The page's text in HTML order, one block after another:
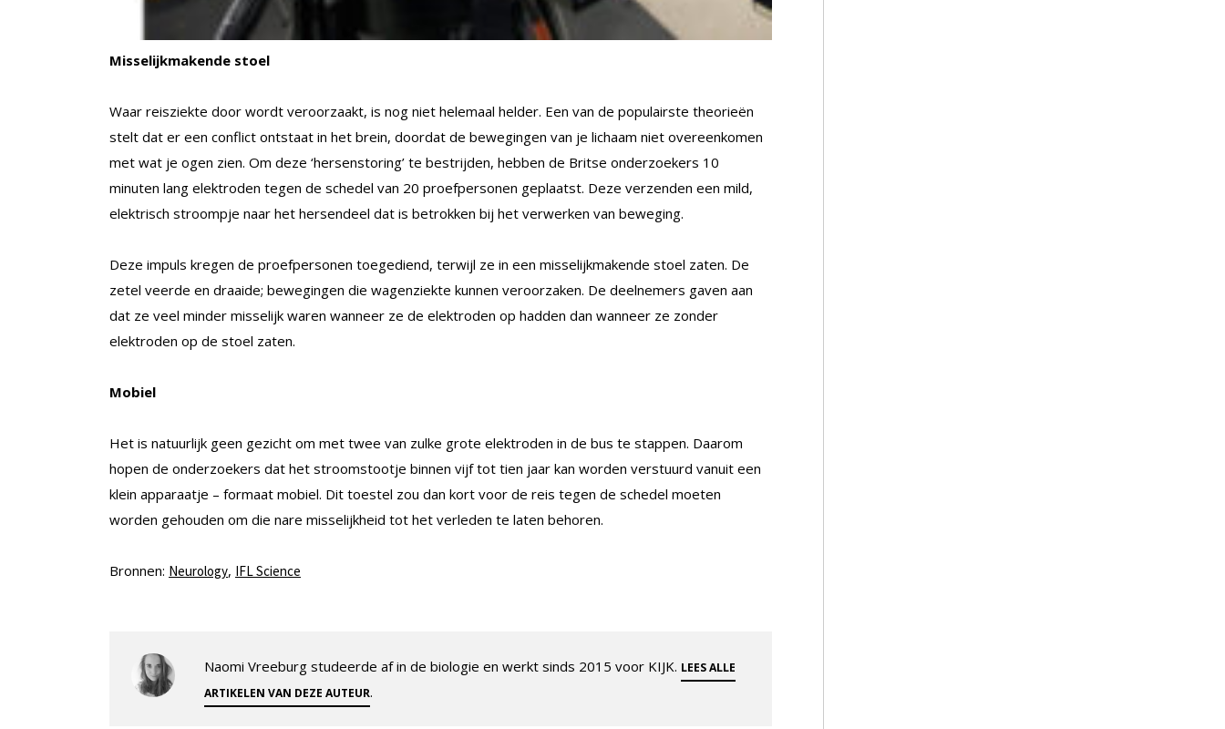
Misselijkmakende stoel
Waar reisziekte door wordt veroorzaakt, is nog niet helemaal helder. Een van de populairste theorieën
stelt dat er een conflict ontstaat in het brein, doordat de bewegingen van je lichaam niet overeenkomen
met wat je ogen zien. Om deze ‘hersenstoring’ te bestrijden, hebben de Britse onderzoekers 10
minuten lang elektroden tegen de schedel van 20 proefpersonen geplaatst. Deze verzenden een mild,
elektrisch stroompje naar het hersendeel dat is betrokken bij het verwerken van beweging.
Deze impuls kregen de proefpersonen toegediend, terwijl ze in een misselijkmakende stoel zaten. De
zetel veerde en draaide; bewegingen die wagenziekte kunnen veroorzaken. De deelnemers gaven aan
dat ze veel minder misselijk waren wanneer ze de elektroden op hadden dan wanneer ze zonder
elektroden op de stoel zaten.
Mobiel
Het is natuurlijk geen gezicht om met twee van zulke grote elektroden in de bus te stappen. Daarom
hopen de onderzoekers dat het stroomstootje binnen vijf tot tien jaar kan worden verstuurd vanuit een
klein apparaatje – formaat mobiel. Dit toestel zou dan kort voor de reis tegen de schedel moeten
worden gehouden om die nare misselijkheid tot het verleden te laten behoren.
Bronnen: Neurology, IFL Science
Naomi Vreeburg studeerde af in de biologie en werkt sinds 2015 voor KIJK. LEES ALLE
ARTIKELEN VAN DEZE AUTEUR.